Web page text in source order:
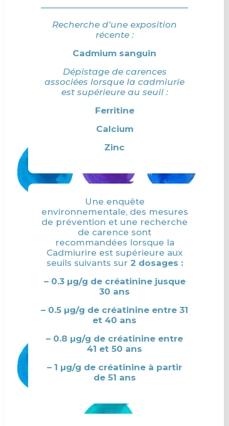
Recherche d’une exposition
récente :
Cadmium sanguin
Dépistage de carences
associées lorsque la cadmiurie
est supérieure au seuil :
Ferritine
Calcium
Zinc
Une enquête
environnementale, des mesures
de prévention et une recherche
de carence sont
recommandées lorsque la
Cadmiurire est supérieure aux
seuils suivants sur 2 dosages :
– 0.3 µg/g de créatinine jusque
30 ans
– 0.5 µg/g de créatinine entre 31
et 40 ans
– 0.8 µg/g de créatinine entre
41 et 50 ans
– 1 µg/g de créatinine à partir
de 51 ans